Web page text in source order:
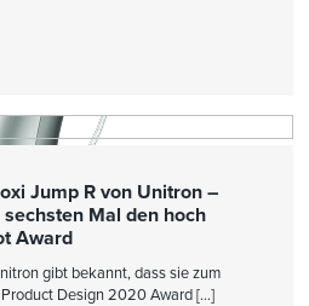
Jump R von Unitron –
Mal den hoch
Award
gibt bekannt, dass sie zum
Design 2020 Award […]